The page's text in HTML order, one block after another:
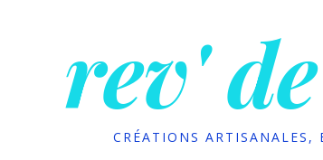
rev'
CRÉATIONS ARTISANALES,